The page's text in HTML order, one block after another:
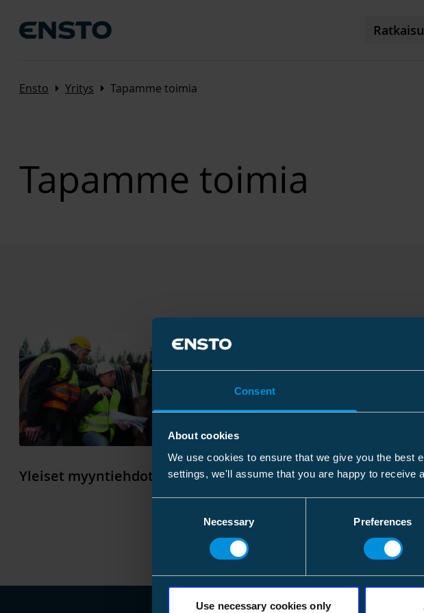
Consent
About cookies
We use cookies to ensure that we give you the best
settings, we'll assume that you are happy to receive
Necessary Preferences
Use necessary cookies only
Ensto Arrow_right Yritys Arrow_right Tapamme toimia
Tapamme toimia
Yleiset myyntiehdot Arrow_forward
Yleiset takuu- ja